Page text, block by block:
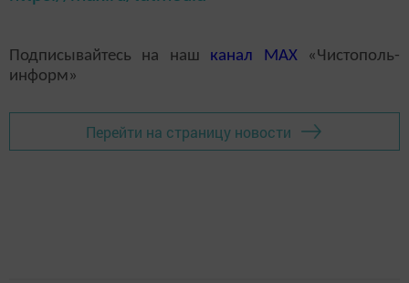
Подписывайтесь на наш канал MAX«Чистополь-
информ»
Перейти на страницу новости